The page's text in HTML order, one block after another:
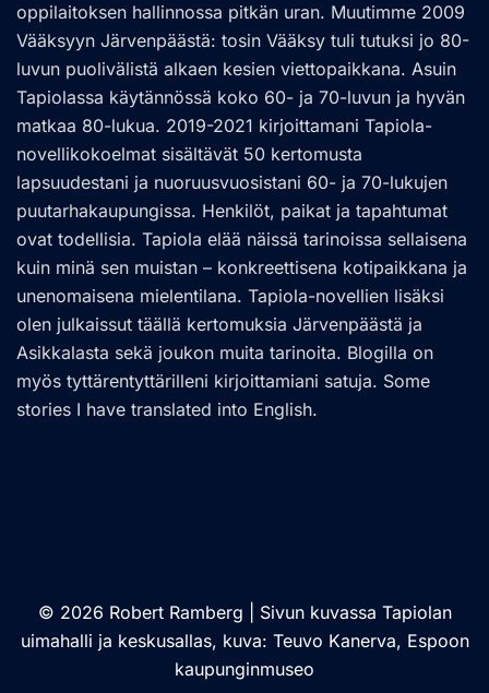
oppilaitoksen hallinnossa pitkän uran. Muutimme 2009
Vääksyyn Järvenpäästä: tosin Vääksy tuli tutuksi jo 80-
luvun puolivälistä alkaen kesien viettopaikkana. Asuin
Tapiolassa käytännössä koko 60- ja 70-luvun ja hyvän
matkaa 80-lukua. 2019-2021 kirjoittamani Tapiola-
novellikokoelmat sisältävät 50 kertomusta
lapsuudestani ja nuoruusvuosistani 60- ja 70-lukujen
puutarhakaupungissa. Henkilöt, paikat ja tapahtumat
ovat todellisia. Tapiola elää näissä tarinoissa sellaisena
kuin minä sen muistan – konkreettisena kotipaikkana ja
unenomaisena mielentilana. Tapiola-novellien lisäksi
olen julkaissut täällä kertomuksia Järvenpäästä ja
Asikkalasta sekä joukon muita tarinoita. Blogilla on
myös tyttärentyttärilleni kirjoittamiani satuja. Some
stories I have translated into English.
© 2026 Robert Ramberg | Sivun kuvassa Tapiolan
uimahalli ja keskusallas, kuva: Teuvo Kanerva, Espoon
kaupunginmuseo